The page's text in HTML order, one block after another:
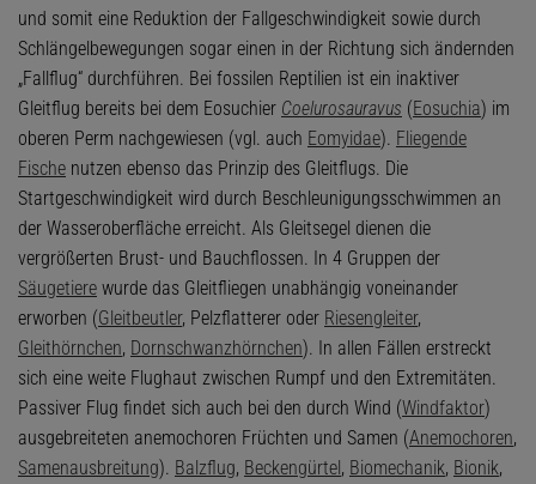
und somit eine Reduktion der Fallgeschwindigkeit sowie durch
Schlängelbewegungen sogar einen in der Richtung sich ändernden
„Fallflug“ durchführen. Bei fossilen Reptilien ist ein inaktiver
Gleitflug bereits bei dem Eosuchier Coelurosauravus (Eosuchia) im
oberen Perm nachgewiesen (vgl. auch Eomyidae). Fliegende
Fische nutzen ebenso das Prinzip des Gleitflugs. Die
Startgeschwindigkeit wird durch Beschleunigungsschwimmen an
der Wasseroberfläche erreicht. Als Gleitsegel dienen die
vergrößerten Brust- und Bauchflossen. In 4 Gruppen der
Säugetiere wurde das Gleitfliegen unabhängig voneinander
erworben (Gleitbeutler, Pelzflatterer oder Riesengleiter,
Gleithörnchen, Dornschwanzhörnchen). In allen Fällen erstreckt
sich eine weite Flughaut zwischen Rumpf und den Extremitäten.
Passiver Flug findet sich auch bei den durch Wind (Windfaktor)
ausgebreiteten anemochoren Früchten und Samen (Anemochoren,
Samenausbreitung). Balzflug, Beckengürtel, Biomechanik, Bionik,